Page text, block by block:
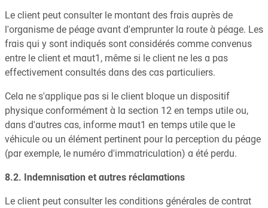
Le client peut consulter le montant des frais auprès de
l'organisme de péage avant d'emprunter la route à péage. Les
frais qui y sont indiqués sont considérés comme convenus
entre le client et maut1, même si le client ne les a pas
effectivement consultés dans des cas particuliers.
Cela ne s'applique pas si le client bloque un dispositif
physique conformément à la section 12 en temps utile ou,
dans d'autres cas, informe maut1 en temps utile que le
véhicule ou un élément pertinent pour la perception du péage
(par exemple, le numéro d'immatriculation) a été perdu.
8.2. Indemnisation et autres réclamations
Le client peut consulter les conditions générales de contrat